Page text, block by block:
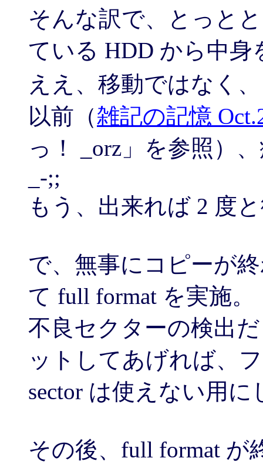
そんな訳で、とっと
ている HDD から中身
ええ、移動ではなく、
以前（雑記の記憶
っ！ _orz」を参照）
_-;;
もう、出来れば 2 度
で、無事にコピーが
て full format を実施。
不良セクターの検出
ットしてあげれば、
sector は使えない用
その後、full format が